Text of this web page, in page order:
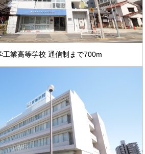
工業高等学校 通信制まで700m